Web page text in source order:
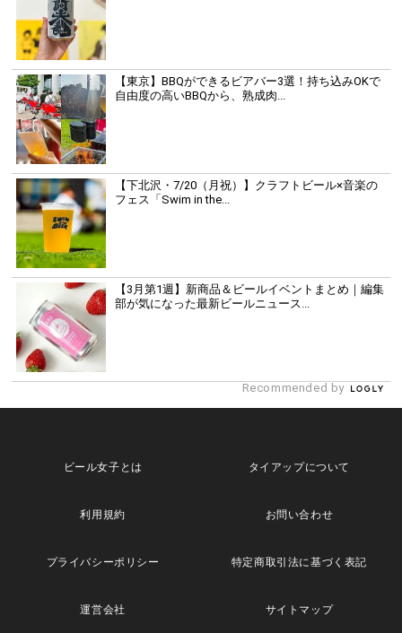
【東京】BBQができるビアバー3選！持ち込みOKで
自由度の高いBBQから、熟成肉...
【下北沢・7/20（月祝）】クラフトビール×音楽の
フェス「Swim in the...
【3月第1週】新商品＆ビールイベントまとめ｜編集
部が気になった最新ビールニュース...
Recommended by
ビール女子とは タイアップについて
利用規約 お問い合わせ
プライバシーポリシー 特定商取引法に基づく表記
運営会社 サイトマップ